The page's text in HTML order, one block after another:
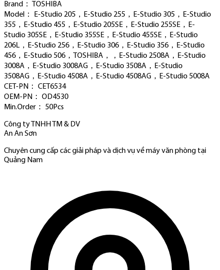
Brand： TOSHIBA
Model： E-Studio 205，E-Studio 255，E-Studio 305，E-Studio
355，E-Studio 455，E-Studio 205SE，E-Studio 255SE，E-
Studio 305SE，E-Studio 355SE，E-Studio 455SE，E-Studio
206L，E-Studio 256，E-Studio 306，E-Studio 356，E-Studio
456，E-Studio 506，TOSHIBA，，E-Studio 2508A，E-Studio
3008A，E-Studio 3008AG，E-Studio 3508A，E-Studio
3508AG，E-Studio 4508A，E-Studio 4508AG，E-Studio 5008A
CET-PN： CET6534
OEM-PN： OD4530
Min.Order： 50Pcs
Công ty TNHH TM & DV
An An Sơn
Chuyên cung cấp các giải pháp và dịch vụ về máy văn phòng tại
Quảng Nam